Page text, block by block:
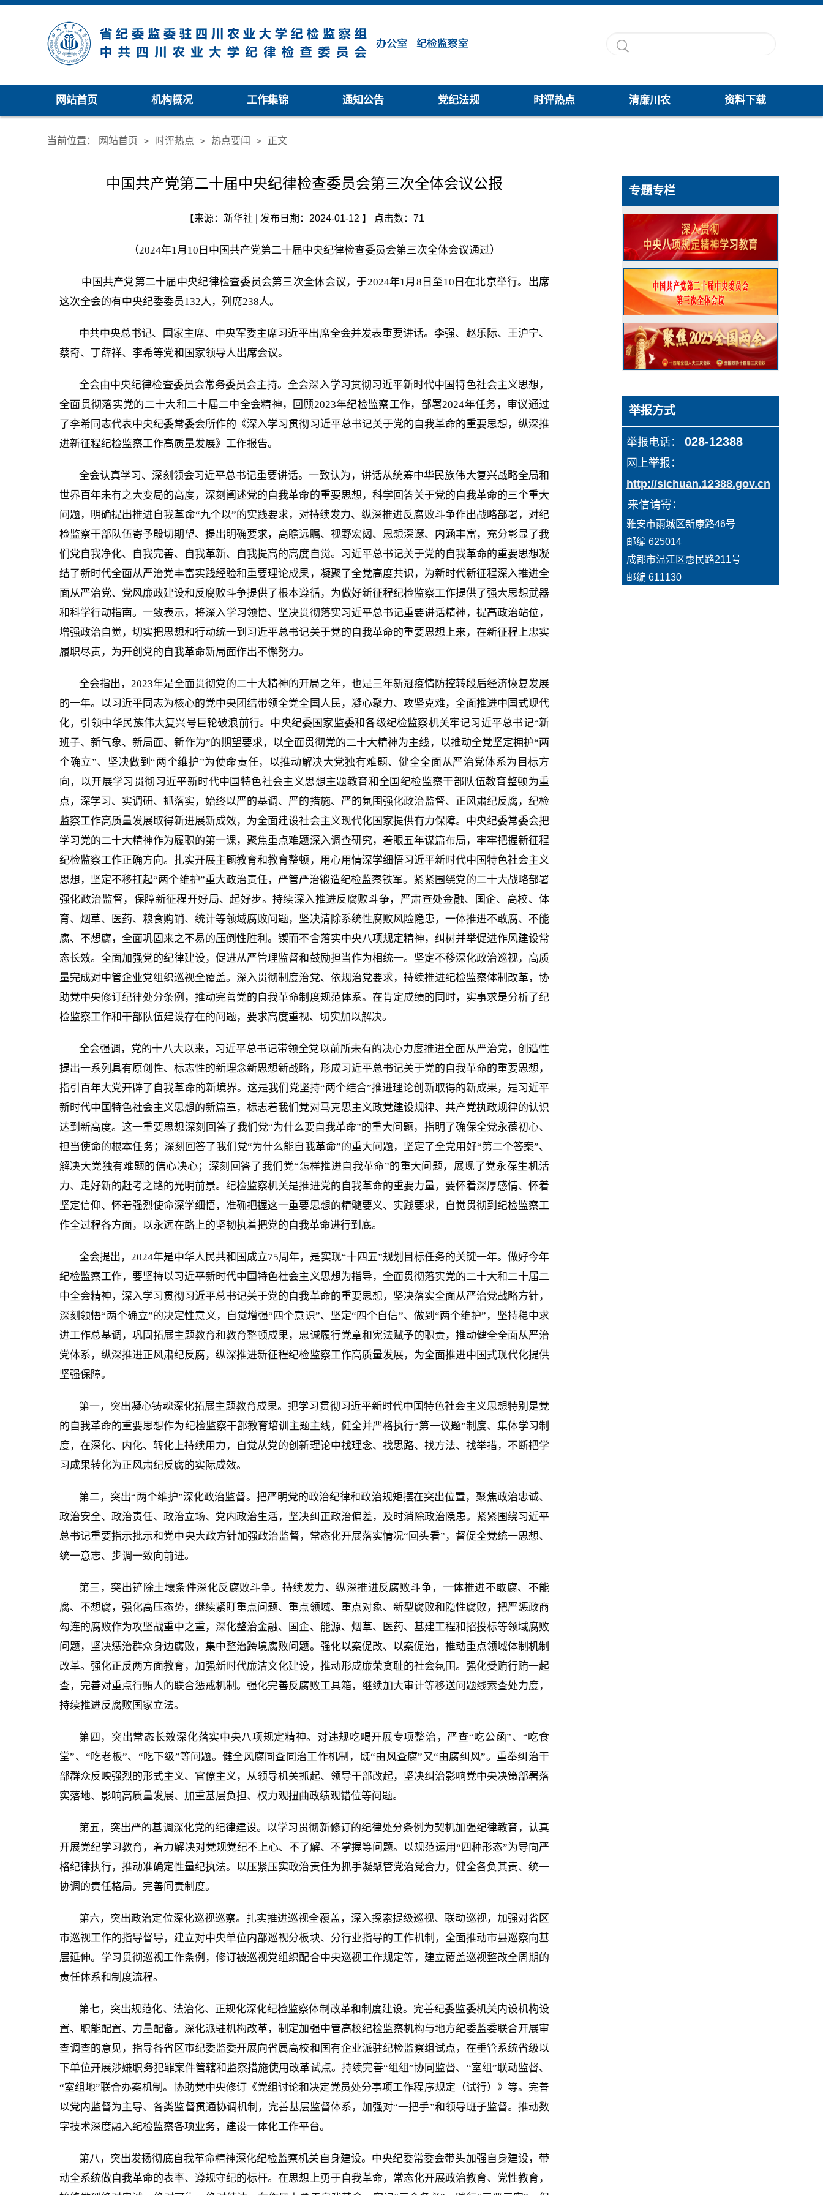
网站首页 机构概况 工作集锦 通知公告 党纪法规 时评热点 清廉川农 资料下载
专题专栏
举报方式
举报电话： 028-12388
网上举报：
http://sichuan.12388.gov.cn
来信请寄：
雅安市雨城区新康路46号
邮编 625014
成都市温江区惠民路211号
邮编 611130
当前位置： 网站首页 > 时评热点 > 热点要闻 > 正文
中国共产党第二十届中央纪律检查委员会第三次全体会议公报
【来源：新华社 | 发布日期：2024-01-12 】 点击数： 71
（2024年1月10日中国共产党第二十届中央纪律检查委员会第三次全体会议通过）
中国共产党第二十届中央纪律检查委员会第三次全体会议，于2024年1月8日至10日在北京举行。出席
这次全会的有中央纪委委员132人，列席238人。
中共中央总书记、国家主席、中央军委主席习近平出席全会并发表重要讲话。李强、赵乐际、王沪宁、
蔡奇、丁薛祥、李希等党和国家领导人出席会议。
全会由中央纪律检查委员会常务委员会主持。全会深入学习贯彻习近平新时代中国特色社会主义思想，
全面贯彻落实党的二十大和二十届二中全会精神，回顾2023年纪检监察工作，部署2024年任务，审议通过
了李希同志代表中央纪委常委会所作的《深入学习贯彻习近平总书记关于党的自我革命的重要思想，纵深推
进新征程纪检监察工作高质量发展》工作报告。
全会认真学习、深刻领会习近平总书记重要讲话。一致认为，讲话从统筹中华民族伟大复兴战略全局和
世界百年未有之大变局的高度，深刻阐述党的自我革命的重要思想，科学回答关于党的自我革命的三个重大
问题，明确提出推进自我革命“九个以”的实践要求，对持续发力、纵深推进反腐败斗争作出战略部署，对纪
检监察干部队伍寄予殷切期望、提出明确要求，高瞻远瞩、视野宏阔、思想深邃、内涵丰富，充分彰显了我
们党自我净化、自我完善、自我革新、自我提高的高度自觉。习近平总书记关于党的自我革命的重要思想凝
结了新时代全面从严治党丰富实践经验和重要理论成果，凝聚了全党高度共识，为新时代新征程深入推进全
面从严治党、党风廉政建设和反腐败斗争提供了根本遵循，为做好新征程纪检监察工作提供了强大思想武器
和科学行动指南。一致表示，将深入学习领悟、坚决贯彻落实习近平总书记重要讲话精神，提高政治站位，
增强政治自觉，切实把思想和行动统一到习近平总书记关于党的自我革命的重要思想上来，在新征程上忠实
履职尽责，为开创党的自我革命新局面作出不懈努力。
全会指出，2023年是全面贯彻党的二十大精神的开局之年，也是三年新冠疫情防控转段后经济恢复发展
的一年。以习近平同志为核心的党中央团结带领全党全国人民，凝心聚力、攻坚克难，全面推进中国式现代
化，引领中华民族伟大复兴号巨轮破浪前行。中央纪委国家监委和各级纪检监察机关牢记习近平总书记“新
班子、新气象、新局面、新作为”的期望要求，以全面贯彻党的二十大精神为主线，以推动全党坚定拥护“两
个确立”、坚决做到“两个维护”为使命责任，以推动解决大党独有难题、健全全面从严治党体系为目标方
向，以开展学习贯彻习近平新时代中国特色社会主义思想主题教育和全国纪检监察干部队伍教育整顿为重
点，深学习、实调研、抓落实，始终以严的基调、严的措施、严的氛围强化政治监督、正风肃纪反腐，纪检
监察工作高质量发展取得新进展新成效，为全面建设社会主义现代化国家提供有力保障。中央纪委常委会把
学习党的二十大精神作为履职的第一课，聚焦重点难题深入调查研究，着眼五年谋篇布局，牢牢把握新征程
纪检监察工作正确方向。扎实开展主题教育和教育整顿，用心用情深学细悟习近平新时代中国特色社会主义
思想，坚定不移扛起“两个维护”重大政治责任，严管严治锻造纪检监察铁军。紧紧围绕党的二十大战略部署
强化政治监督，保障新征程开好局、起好步。持续深入推进反腐败斗争，严肃查处金融、国企、高校、体
育、烟草、医药、粮食购销、统计等领域腐败问题，坚决清除系统性腐败风险隐患，一体推进不敢腐、不能
腐、不想腐，全面巩固来之不易的压倒性胜利。锲而不舍落实中央八项规定精神，纠树并举促进作风建设常
态长效。全面加强党的纪律建设，促进从严管理监督和鼓励担当作为相统一。坚定不移深化政治巡视，高质
量完成对中管企业党组织巡视全覆盖。深入贯彻制度治党、依规治党要求，持续推进纪检监察体制改革，协
助党中央修订纪律处分条例，推动完善党的自我革命制度规范体系。在肯定成绩的同时，实事求是分析了纪
检监察工作和干部队伍建设存在的问题，要求高度重视、切实加以解决。
全会强调，党的十八大以来，习近平总书记带领全党以前所未有的决心力度推进全面从严治党，创造性
提出一系列具有原创性、标志性的新理念新思想新战略，形成习近平总书记关于党的自我革命的重要思想，
指引百年大党开辟了自我革命的新境界。这是我们党坚持“两个结合”推进理论创新取得的新成果，是习近平
新时代中国特色社会主义思想的新篇章，标志着我们党对马克思主义政党建设规律、共产党执政规律的认识
达到新高度。这一重要思想深刻回答了我们党“为什么要自我革命”的重大问题，指明了确保全党永葆初心、
担当使命的根本任务；深刻回答了我们党“为什么能自我革命”的重大问题，坚定了全党用好“第二个答案”、
解决大党独有难题的信心决心；深刻回答了我们党“怎样推进自我革命”的重大问题，展现了党永葆生机活
力、走好新的赶考之路的光明前景。纪检监察机关是推进党的自我革命的重要力量，要怀着深厚感情、怀着
坚定信仰、怀着强烈使命深学细悟，准确把握这一重要思想的精髓要义、实践要求，自觉贯彻到纪检监察工
作全过程各方面，以永远在路上的坚韧执着把党的自我革命进行到底。
全会提出，2024年是中华人民共和国成立75周年，是实现“十四五”规划目标任务的关键一年。做好今年
纪检监察工作，要坚持以习近平新时代中国特色社会主义思想为指导，全面贯彻落实党的二十大和二十届二
中全会精神，深入学习贯彻习近平总书记关于党的自我革命的重要思想，坚决落实全面从严治党战略方针，
深刻领悟“两个确立”的决定性意义，自觉增强“四个意识”、坚定“四个自信”、做到“两个维护”，坚持稳中求
进工作总基调，巩固拓展主题教育和教育整顿成果，忠诚履行党章和宪法赋予的职责，推动健全全面从严治
党体系，纵深推进正风肃纪反腐，纵深推进新征程纪检监察工作高质量发展，为全面推进中国式现代化提供
坚强保障。
第一，突出凝心铸魂深化拓展主题教育成果。把学习贯彻习近平新时代中国特色社会主义思想特别是党
的自我革命的重要思想作为纪检监察干部教育培训主题主线，健全并严格执行“第一议题”制度、集体学习制
度，在深化、内化、转化上持续用力，自觉从党的创新理论中找理念、找思路、找方法、找举措，不断把学
习成果转化为正风肃纪反腐的实际成效。
第二，突出“两个维护”深化政治监督。把严明党的政治纪律和政治规矩摆在突出位置，聚焦政治忠诚、
政治安全、政治责任、政治立场、党内政治生活，坚决纠正政治偏差，及时消除政治隐患。紧紧围绕习近平
总书记重要指示批示和党中央大政方针加强政治监督，常态化开展落实情况“回头看”，督促全党统一思想、
统一意志、步调一致向前进。
第三，突出铲除土壤条件深化反腐败斗争。持续发力、纵深推进反腐败斗争，一体推进不敢腐、不能
腐、不想腐，强化高压态势，继续紧盯重点问题、重点领域、重点对象、新型腐败和隐性腐败，把严惩政商
勾连的腐败作为攻坚战重中之重，深化整治金融、国企、能源、烟草、医药、基建工程和招投标等领域腐败
问题，坚决惩治群众身边腐败，集中整治跨境腐败问题。强化以案促改、以案促治，推动重点领域体制机制
改革。强化正反两方面教育，加强新时代廉洁文化建设，推动形成廉荣贪耻的社会氛围。强化受贿行贿一起
查，完善对重点行贿人的联合惩戒机制。强化完善反腐败工具箱，继续加大审计等移送问题线索查处力度，
持续推进反腐败国家立法。
第四，突出常态长效深化落实中央八项规定精神。对违规吃喝开展专项整治，严查“吃公函”、“吃食
堂”、“吃老板”、“吃下级”等问题。健全风腐同查同治工作机制，既“由风查腐”又“由腐纠风”。重拳纠治干
部群众反映强烈的形式主义、官僚主义，从领导机关抓起、领导干部改起，坚决纠治影响党中央决策部署落
实落地、影响高质量发展、加重基层负担、权力观扭曲政绩观错位等问题。
第五，突出严的基调深化党的纪律建设。以学习贯彻新修订的纪律处分条例为契机加强纪律教育，认真
开展党纪学习教育，着力解决对党规党纪不上心、不了解、不掌握等问题。以规范运用“四种形态”为导向严
格纪律执行，推动准确定性量纪执法。以压紧压实政治责任为抓手凝聚管党治党合力，健全各负其责、统一
协调的责任格局。完善问责制度。
第六，突出政治定位深化巡视巡察。扎实推进巡视全覆盖，深入探索提级巡视、联动巡视，加强对省区
市巡视工作的指导督导，建立对中央单位内部巡视分板块、分行业指导的工作机制，全面推动市县巡察向基
层延伸。学习贯彻巡视工作条例，修订被巡视党组织配合中央巡视工作规定等，建立覆盖巡视整改全周期的
责任体系和制度流程。
第七，突出规范化、法治化、正规化深化纪检监察体制改革和制度建设。完善纪委监委机关内设机构设
置、职能配置、力量配备。深化派驻机构改革，制定加强中管高校纪检监察机构与地方纪委监委联合开展审
查调查的意见，指导各省区市纪委监委开展向省属高校和国有企业派驻纪检监察组试点，在垂管系统省级以
下单位开展涉嫌职务犯罪案件管辖和监察措施使用改革试点。持续完善“组组”协同监督、“室组”联动监督、
“室组地”联合办案机制。协助党中央修订《党组讨论和决定党员处分事项工作程序规定（试行）》等。完善
以党内监督为主导、各类监督贯通协调机制，完善基层监督体系，加强对“一把手”和领导班子监督。推动数
字技术深度融入纪检监察各项业务，建设一体化工作平台。
第八，突出发扬彻底自我革命精神深化纪检监察机关自身建设。中央纪委常委会带头加强自身建设，带
动全系统做自我革命的表率、遵规守纪的标杆。在思想上勇于自我革命，常态化开展政治教育、党性教育，